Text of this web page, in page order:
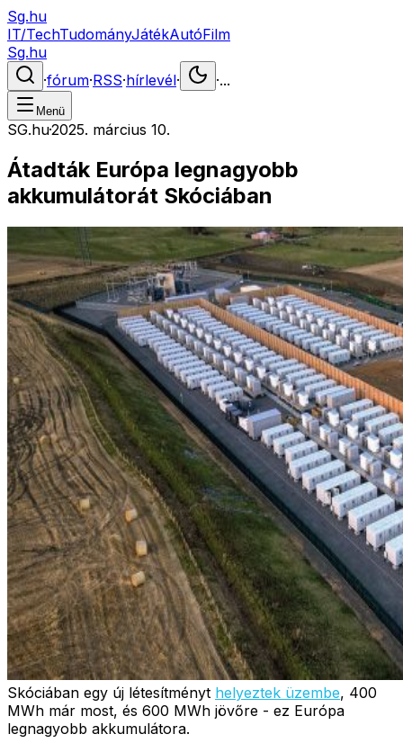
Sg.hu
IT/TechTudományJátékAutóFilm
Sg.hu
·fórum·RSS·hírlevél· ·...
Menü
SG.hu·2025. március 10.
Átadták Európa legnagyobb
akkumulátorát Skóciában
Skóciában egy új létesítményt helyeztek üzembe, 400
MWh már most, és 600 MWh jövőre - ez Európa
legnagyobb akkumulátora.